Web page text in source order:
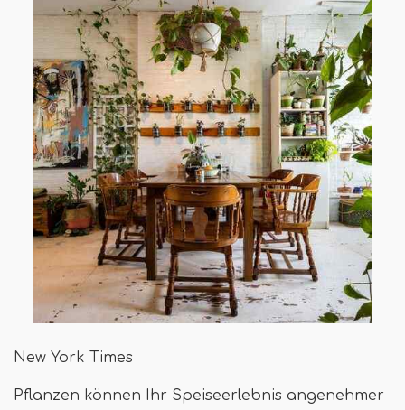
New York Times
Pflanzen können Ihr Speiseerlebnis angenehmer